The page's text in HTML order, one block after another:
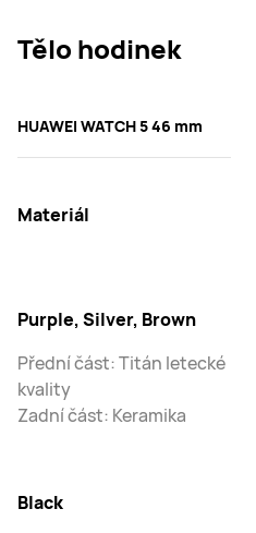
Tělo hodinek
HUAWEI WATCH 5 46 mm
Materiál
Purple, Silver, Brown
Přední část: Titán letecké
kvality
Zadní část: Keramika
Black